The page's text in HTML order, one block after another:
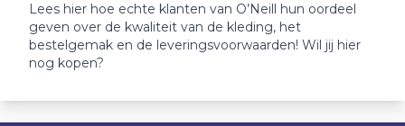
Lees hier hoe echte klanten van O’Neill hun oordeel
geven over de kwaliteit van de kleding, het
bestelgemak en de leveringsvoorwaarden! Wil jij hier
nog kopen?